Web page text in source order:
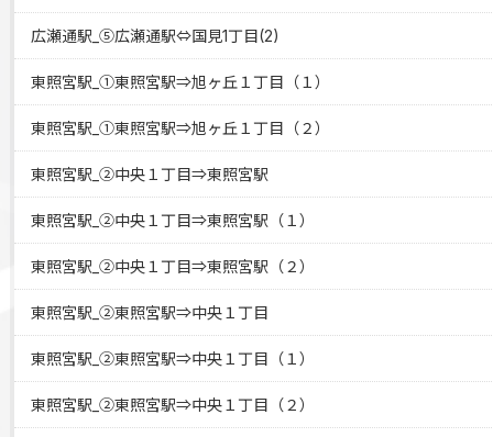
広瀬通駅_⑤広瀬通駅⇔国見1丁目(2)
東照宮駅_①東照宮駅⇒旭ヶ丘１丁目（１）
東照宮駅_①東照宮駅⇒旭ヶ丘１丁目（２）
東照宮駅_②中央１丁目⇒東照宮駅
東照宮駅_②中央１丁目⇒東照宮駅（１）
東照宮駅_②中央１丁目⇒東照宮駅（２）
東照宮駅_②東照宮駅⇒中央１丁目
東照宮駅_②東照宮駅⇒中央１丁目（１）
東照宮駅_②東照宮駅⇒中央１丁目（２）